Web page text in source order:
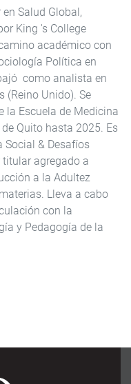
Salud Global,
King 's College
académico con
Política en
como analista en
(Reino Unido). Se
la Escuela de Medicina
Quito hasta 2025. Es
Social & Desafíos
titular agregado a
a la Adultez
Lleva a cabo
con la
y Pedagogía de la